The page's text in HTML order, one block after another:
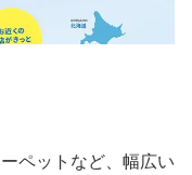
ペットなど、幅広い